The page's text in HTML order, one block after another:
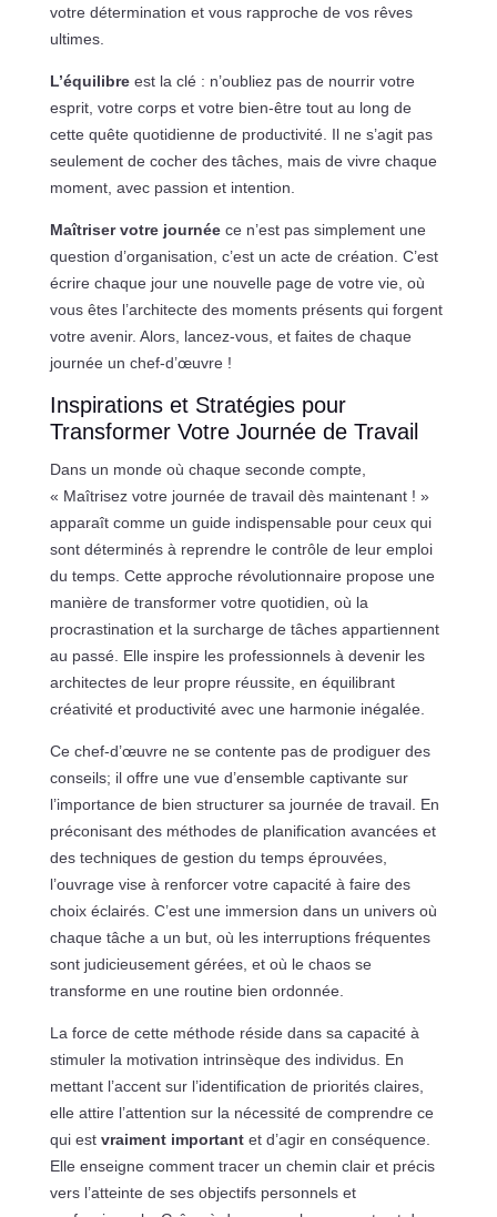
votre détermination et vous rapproche de vos rêves
ultimes.
L’équilibreest la clé : n’oubliez pas de nourrir votre
esprit, votre corps et votre bien-être tout au long de
cette quête quotidienne de productivité. Il ne s’agit pas
seulement de cocher des tâches, mais de vivre chaque
moment, avec passion et intention.
Maîtriser votre journéece n’est pas simplement une
question d’organisation, c’est un acte de création. C’est
écrire chaque jour une nouvelle page de votre vie, où
vous êtes l’architecte des moments présents qui forgent
votre avenir. Alors, lancez-vous, et faites de chaque
journée un chef-d’œuvre !
Inspirations et Stratégies pour
Transformer Votre Journée de Travail
Dans un monde où chaque seconde compte,
« Maîtrisez votre journée de travail dès maintenant ! »
apparaît comme un guide indispensable pour ceux qui
sont déterminés à reprendre le contrôle de leur emploi
du temps. Cette approche révolutionnaire propose une
manière de transformer votre quotidien, où la
procrastination et la surcharge de tâches appartiennent
au passé. Elle inspire les professionnels à devenir les
architectes de leur propre réussite, en équilibrant
créativité et productivité avec une harmonie inégalée.
Ce chef-d’œuvre ne se contente pas de prodiguer des
conseils; il offre une vue d’ensemble captivante sur
l’importance de bien structurer sa journée de travail. En
préconisant des méthodes de planification avancées et
des techniques de gestion du temps éprouvées,
l’ouvrage vise à renforcer votre capacité à faire des
choix éclairés. C’est une immersion dans un univers où
chaque tâche a un but, où les interruptions fréquentes
sont judicieusement gérées, et où le chaos se
transforme en une routine bien ordonnée.
La force de cette méthode réside dans sa capacité à
stimuler la motivation intrinsèque des individus. En
mettant l’accent sur l’identification de priorités claires,
elle attire l’attention sur la nécessité de comprendre ce
qui est vraiment importantet d’agir en conséquence.
Elle enseigne comment tracer un chemin clair et précis
vers l’atteinte de ses objectifs personnels et